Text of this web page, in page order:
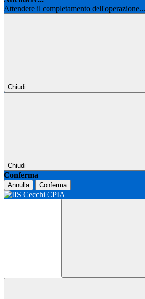
Attendere il completamento dell'operazione...
Chiudi
Chiudi
Conferma
Annulla Conferma